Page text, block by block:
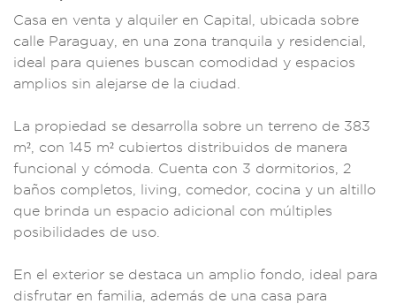
Casa en venta y alquiler en Capital, ubicada sobre
calle Paraguay, en una zona tranquila y residencial,
ideal
para quienes buscan comodidad y espacios
amplios sin alejarse de la ciudad.
La propiedad se desarrolla sobre un terreno de 383
m², con 145 m² cubiertos distribuidos de manera
funcional y cómoda. Cuenta con 3 dormitorios,
2
baños completos , living, comedor, cocina y un alti llo
que brinda un espacio adicional con múl tiples
posibilidades de uso.
En el exterior se destaca un amplio fondo, ideal para
disfrutar en familia, además de una casa para